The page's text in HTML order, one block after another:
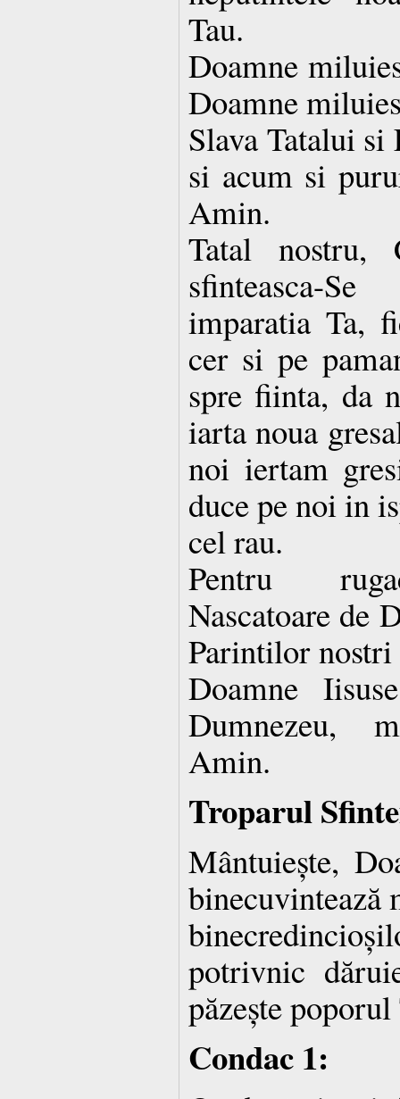
Tau.
Doamne
Doamne
Slava Tatalui
si acum si
Amin.
Tatal
sfinteasca-
imparatia Ta,
cer si pe
spre fiinta, da
iarta noua
noi iertam
duce pe noi in
cel rau.
Pentru
Nascatoare de
Parintilor
Doamne
Dumnezeu,
Amin.
Troparul
Mântuiește,
binecuvintează
potrivnic
păzește
Condac 1: